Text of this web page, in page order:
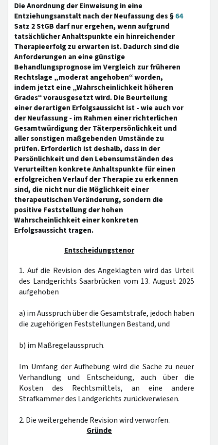
Die Anordnung der Einweisung in eine
Entziehungsanstalt nach der Neufassung des §64
Satz 2 StGB darf nur ergehen, wenn aufgrund
tatsächlicher Anhaltspunkte ein hinreichender
Therapieerfolg zu erwarten ist. Dadurch sind die
Anforderungen an eine günstige
Behandlungsprognose im Vergleich zur früheren
Rechtslage „moderat angehoben“ worden,
indem jetzt eine „Wahrscheinlichkeit höheren
Grades“ vorausgesetzt wird. Die Beurteilung
einer derartigen Erfolgsaussicht ist - wie auch vor
der Neufassung - im Rahmen einer richterlichen
Gesamtwürdigung der Täterpersönlichkeit und
aller sonstigen maßgebenden Umstände zu
prüfen. Erforderlich ist deshalb, dass in der
Persönlichkeit und den Lebensumständen des
Verurteilten konkrete Anhaltspunkte für einen
erfolgreichen Verlauf der Therapie zu erkennen
sind, die nicht nur die Möglichkeit einer
therapeutischen Veränderung, sondern die
positive Feststellung der hohen
Wahrscheinlichkeit einer konkreten
Erfolgsaussicht tragen.
Entscheidungstenor
1. Auf die Revision des Angeklagten wird das Urteil
des Landgerichts Saarbrücken vom 13. August 2025
aufgehoben
a) im Ausspruch über die Gesamtstrafe, jedoch haben
die zugehörigen Feststellungen Bestand, und
b) im Maßregelausspruch.
Im Umfang der Aufhebung wird die Sache zu neuer
Verhandlung und Entscheidung, auch über die
Kosten des Rechtsmittels, an eine andere
Strafkammer des Landgerichts zurückverwiesen.
2. Die weitergehende Revision wird verworfen.
Gründe